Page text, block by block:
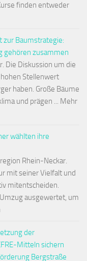
finden entweder
zur Baumstrategie:
gehören zusammen
Die Diskussion um die
Stellenwert
haben. Große Bäume
und prägen ... Mehr
wählten ihre
Rhein-Neckar.
mit seiner Vielfalt und
mitentscheiden.
ausgewertet, um
der
Mitteln sichern
Bergstraße